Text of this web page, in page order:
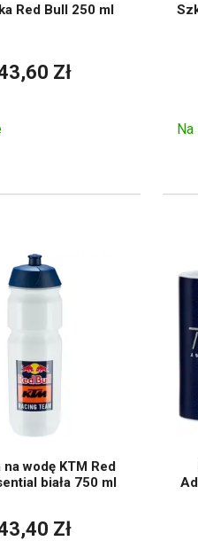
Red Bull 250 ml
Zł
Na
na wodę KTM Red
biała 750 ml
Zł